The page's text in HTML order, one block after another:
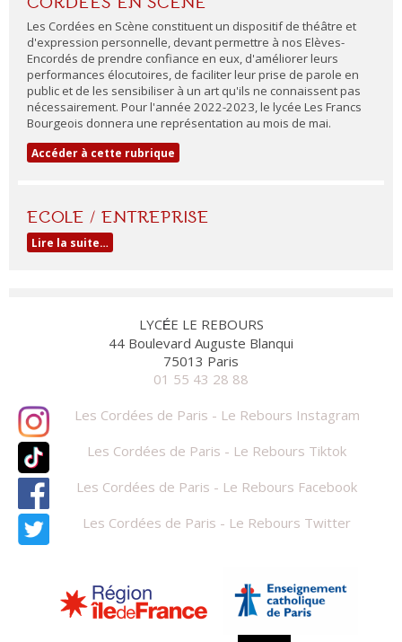
Les Cordées en Scène constituent un dispositif de théâtre et
d'expression personnelle, devant permettre à nos Elèves-
Encordés de prendre confiance en eux, d'améliorer leurs
performances élocutoires, de faciliter leur prise de parole en
public et de les sensibiliser à un art qu'ils ne connaissent pas
nécessairement. Pour l'année 2022-2023, le lycée Les Francs
Bourgeois donnera une représentation au mois de mai.
Accéder à cette rubrique
ECOLE / ENTREPRISE
Lire la suite…
LYCÉE LE REBOURS
44 Boulevard Auguste Blanqui
75013 Paris
01 55 43 28 88
Les Cordées de Paris - Le Rebours Instagram
Les Cordées de Paris - Le Rebours Tiktok
Les Cordées de Paris - Le Rebours Facebook
Les Cordées de Paris - Le Rebours Twitter